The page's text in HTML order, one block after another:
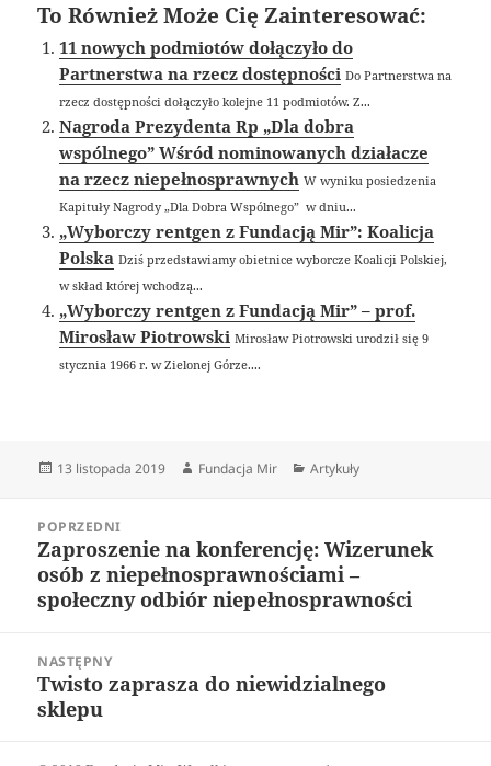
To Również Może Cię Zainteresować:
11 nowych podmiotów dołączyło do
Partnerstwa na rzecz dostępności Do Partnerstwa na
rzecz dostępności dołączyło kolejne 11 podmiotów. Z...
Nagroda Prezydenta Rp „Dla dobra
wspólnego” Wśród nominowanych działacze
na rzecz niepełnosprawnych W wyniku posiedzenia
Kapituły Nagrody „Dla Dobra Wspólnego” w dniu...
„Wyborczy rentgen z Fundacją Mir”: Koalicja
Polska Dziś przedstawiamy obietnice wyborcze Koalicji Polskiej,
w skład której wchodzą...
„Wyborczy rentgen z Fundacją Mir” – prof.
Mirosław Piotrowski Mirosław Piotrowski urodził się 9
stycznia 1966 r. w Zielonej Górze....
Data
13 listopada 2019 Autor
Fundacja Mir Kategorie
Artykuły
wpisuPOPRZEDNI
Poprzedni
wpis:
Zaproszenie na konferencję: Wizerunek
osób z niepełnosprawnościami –
społeczny odbiór niepełnosprawności
NASTĘPNY
Następny
wpis:
Twisto zaprasza do niewidzialnego
sklepu